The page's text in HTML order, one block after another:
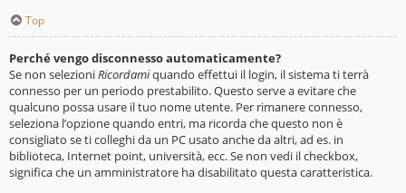
Top
Perché vengo disconnesso automaticamente?
Se non selezioniRicordamiquando effettui il login, il sistema ti terrà
connesso per un periodo prestabilito. Questo serve a evitare che
qualcuno possa usare il tuo nome utente. Per rimanere connesso,
seleziona l’opzione quando entri, ma ricorda che questo non è
consigliato se ti colleghi da un PC usato anche da altri, ad es. in
biblioteca, Internet point, università, ecc. Se non vedi il checkbox,
significa che un amministratore ha disabilitato questa caratteristica.